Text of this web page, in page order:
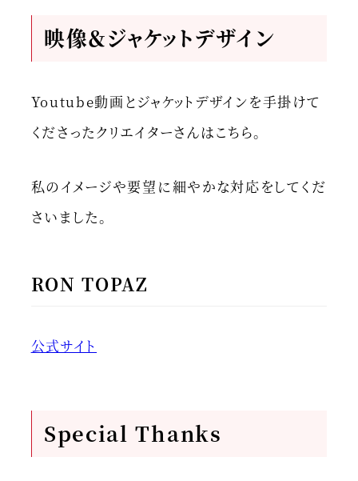
映像＆ジャケットデザイン
Youtube動画とジャケットデザインを手掛けて
くださったクリエイターさんはこちら。
私のイメージや要望に細やかな対応をしてくだ
さいました。
RON TOPAZ
公式サイト
Special Thanks